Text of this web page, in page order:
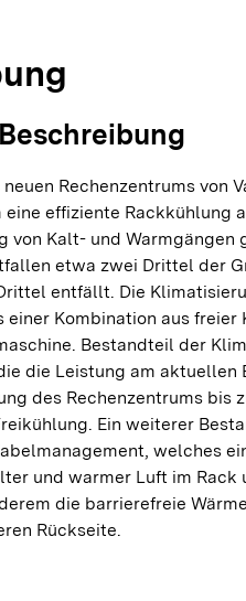
Rechenzentrums von
eine effiziente Rackkühlung
von Kalt- und Warmgängen
etwa zwei Drittel der
entfällt. Die
Kombination aus freier
Bestandteil der
die Leistung am aktuellen
des Rechenzentrums bis
Ein weiterer
welches
und warmer Luft im Rack
die barrierefreie
Rückseite.